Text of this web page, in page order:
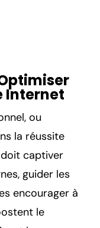
Internet
ou
la réussite
captiver
guider les
encourager à
le